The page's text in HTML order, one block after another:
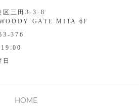
区三田3-3-8
GATE MITA 6F
376
日
HOME